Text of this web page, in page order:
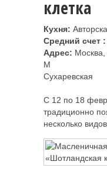
клетка
Кухня:
Средний счет :
Адрес:
M
Сухаревская
С 12 по 18
традиционно
несколько